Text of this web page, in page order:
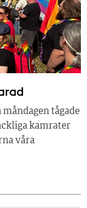
tågade
kamrater
våra